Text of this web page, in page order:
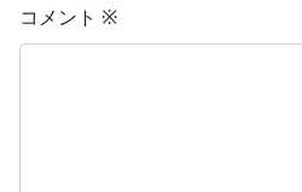
コメント ※